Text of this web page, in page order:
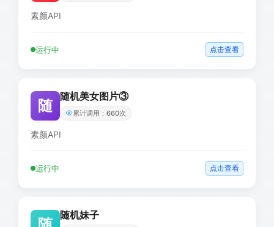
素颜API
运行中 点击查看
随
随机美女图片③
累计调用：660次
素颜API
运行中 点击查看
随机妹子